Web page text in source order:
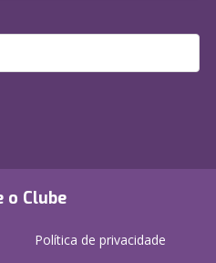
o Clube
Política de privacidade